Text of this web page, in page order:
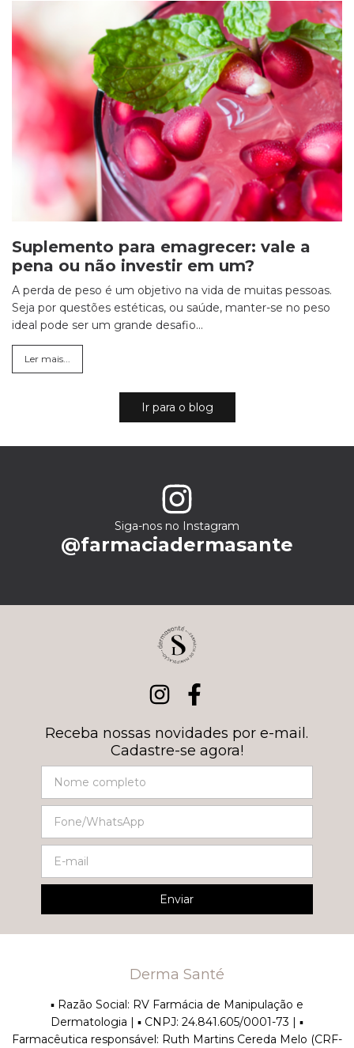
Suplemento para emagrecer: vale a
pena ou não investir em um?
A perda de peso é um objetivo na vida de muitas pessoas.
Seja por questões estéticas, ou saúde, manter-se no peso
ideal pode ser um grande desafio...
Ler mais...
Ir para o blog
Siga-nos no Instagram
@farmaciadermasante
Receba nossas novidades por e-mail.
Cadastre-se agora!
Derma Santé
▪︎ Razão Social: RV Farmácia de Manipulação e
Dermatologia | ▪︎ CNPJ: 24.841.605/0001-73 | ▪︎
Farmacêutica responsável: Ruth Martins Cereda Melo (CRF-